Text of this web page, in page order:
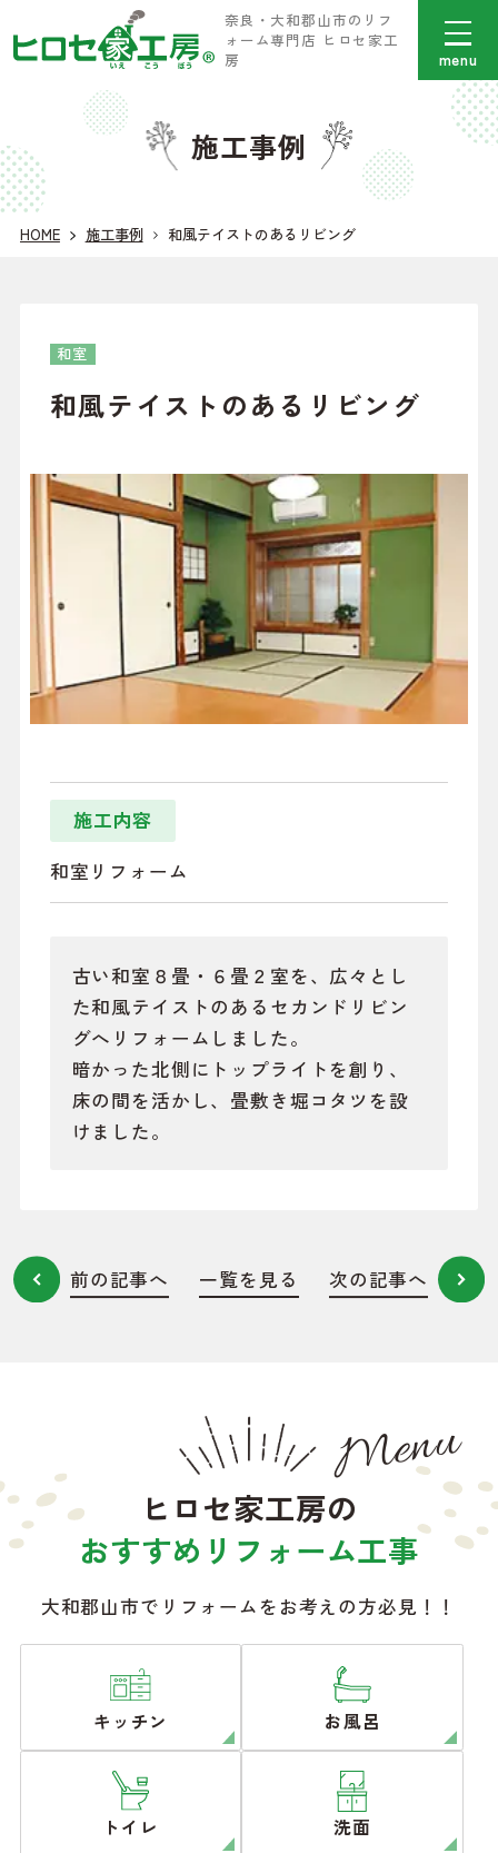
奈良・大和郡山市のリフ
ォーム専門店 ヒロセ家工
房
menu
施工事例
HOME 施工事例 和風テイストのあるリビング
和室
和風テイストのあるリビング
施工内容
和室リフォーム
古い和室８畳・６畳２室を、広々とし
た和風テイストのあるセカンドリビン
グへリフォームしました。
暗かった北側にトップライトを創り、
床の間を活かし、畳敷き堀コタツを設
けました。
前の記事へ 一覧を見る 次の記事へ
Menu
ヒロセ家工房の
おすすめリフォーム工事
大和郡山市でリフォームをお考えの方必見！！
キッチン お風呂
トイレ 洗面